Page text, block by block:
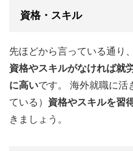
資格・スキル
先ほどから言っている通り
資格やスキルがなければ就
に高いです。 海外就職に活
ている） 資格やスキルを習
きましょう。